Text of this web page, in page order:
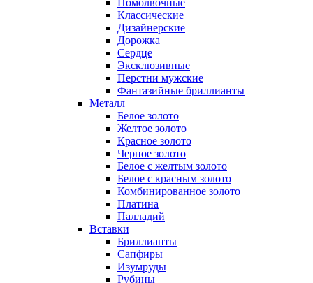
Помолвочные
Классические
Дизайнерские
Дорожка
Сердце
Эксклюзивные
Перстни мужские
Фантазийные бриллианты
Металл
Белое золото
Желтое золото
Красное золото
Черное золото
Белое с желтым золото
Белое с красным золото
Комбинированное золото
Платина
Палладий
Вставки
Бриллианты
Сапфиры
Изумруды
Рубины